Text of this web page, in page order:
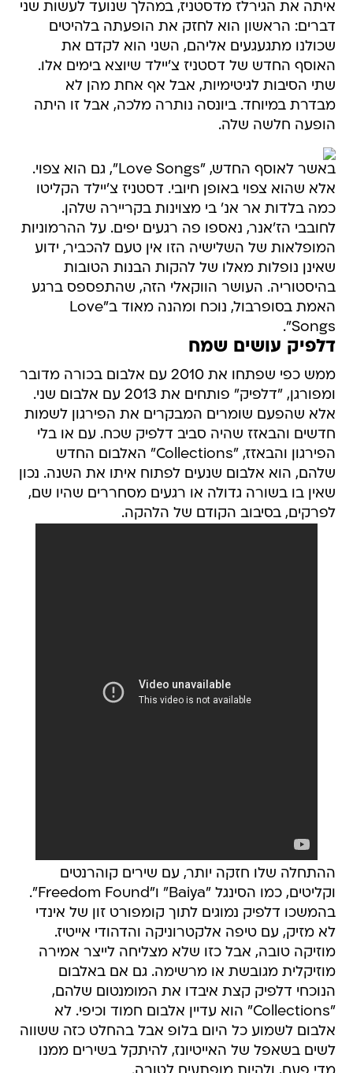
איתה את הגירלז מדסטניז, במהלך שנועד לעשות שני
דברים: הראשון הוא לחזק את הופעתה בלהיטים
שכולנו מתגעגעים אליהם, השני הוא לקדם את
האוסף החדש של דסטניז צ'יילד שיוצא בימים אלו.
שתי הסיבות לגיטימיות, אבל אף אחת מהן לא
מבדרת במיוחד. ביונסה נותרה מלכה, אבל זו היתה
הופעה חלשה שלה.
באשר לאוסף החדש, "Love Songs", גם הוא צפוי.
אלא שהוא צפוי באופן חיובי. דסטניז צ'יילד הקליטו
כמה בלדות אר אנ' בי מצוינות בקריירה שלהן.
לחובבי הז'אנר, נאספו פה רגעים יפים. על ההרמוניות
המופלאות של השלישיה הזו אין טעם להכביר, ידוע
שאינן נופלות מאלו של להקות הבנות הטובות
בהיסטוריה. העושר הווקאלי הזה, שהתפספס ברגע
האמת בסופרבול, נוכח ומהנה מאוד ב"Love
Songs".
דלפיק עושים שמח
ממש כפי שפתחו את 2010 עם אלבום בכורה מדובר
ומפורגן, "דלפיק" פותחים את 2013 עם אלבום שני.
אלא שהפעם שומרים המבקרים את הפירגון לשמות
חדשים והבאזז שהיה סביב דלפיק שכח. עם או בלי
הפירגון והבאזז, "Collections" האלבום החדש
שלהם, הוא אלבום שנעים לפתוח איתו את השנה. נכון
שאין בו בשורה גדולה או רגעים מסחררים שהיו שם,
לפרקים, בסיבוב הקודם של הלהקה.
ההתחלה שלו חזקה יותר, עם שירים קוהרנטים
וקליטים, כמו הסינגל "Baiya" ו"Freedom Found".
בהמשכו דלפיק נמוגים לתוך קומפורט זון של אינדי
לא מזיק, עם טיפה אלקטרוניקה והדהודי אייטיז.
מוזיקה טובה, אבל כזו שלא מצליחה לייצר אמירה
מוזיקלית מגובשת או מרשימה. גם אם באלבום
הנוכחי דלפיק קצת איבדו את המומנטום שלהם,
"Collections" הוא עדיין אלבום חמוד וכיפי. לא
אלבום לשמוע כל היום בלופ אבל בהחלט כזה ששווה
לשים בשאפל של האייטיונז, להיתקל בשירים ממנו